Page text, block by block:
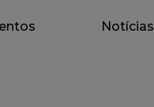
Notícias